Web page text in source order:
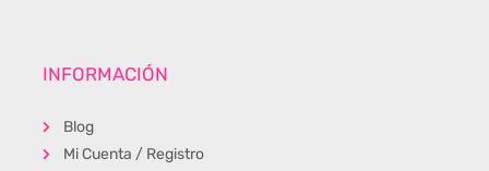
INFORMACIÓN
Blog
Mi Cuenta / Registro